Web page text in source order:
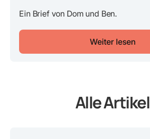
Ein Brief von Dom und Ben.
Weiter lesen
Alle Artikel